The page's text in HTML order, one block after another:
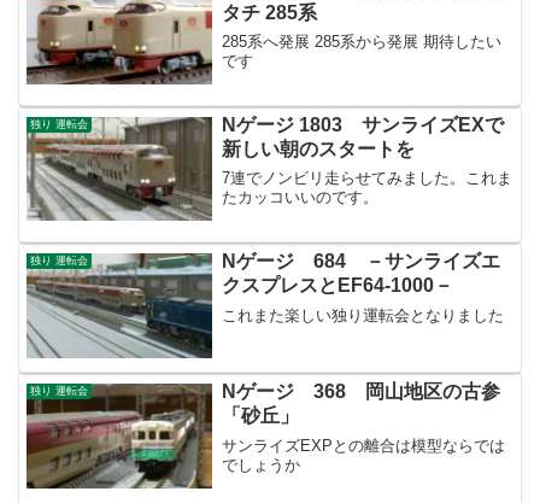
タチ 285系
285系へ発展 285系から発展 期待したい
です
独り 運転会
Nゲージ 1803 サンライズEXで
新しい朝のスタートを
7連でノンビリ走らせてみました。これま
たカッコいいのです。
独り 運転会
Nゲージ 684 －サンライズエ
クスプレスとEF64-1000－
これまた楽しい独り運転会となりました
独り 運転会
Nゲージ 368 岡山地区の古参
「砂丘」
サンライズEXPとの離合は模型ならでは
でしょうか